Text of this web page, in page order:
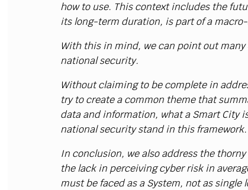
how to use. This context includes the
its long-term duration, is part of a
With this in mind, we can point out
national security.
Without claiming to be complete in
try to create a common theme that
data and information, what a Smart City
national security stand in this framework.
In conclusion, we also address the
the lack in perceiving cyber risk in
must be faced as a System, not as